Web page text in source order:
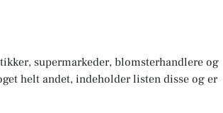
supermarkeder, blomsterhandlere og
helt andet, indeholder listen disse og er